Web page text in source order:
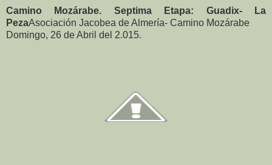
Camino Mozárabe. Septima Etapa: Guadix- La
PezaAsociación Jacobea de Almería- Camino Mozárabe
Domingo, 26 de Abril del 2.015.